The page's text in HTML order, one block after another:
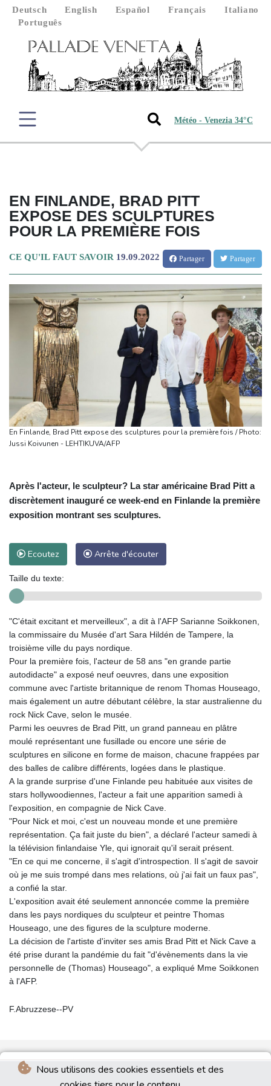
Nous utilisons des cookies essentiels et des
Deutsch English Español Français
Italiano
Português
Météo - Venezia 34°C
EN FINLANDE, BRAD PITT
EXPOSE DES SCULPTURES
POUR LA PREMIÈRE FOIS
CE QU'IL FAUT SAVOIR 19.09.2022 Partager Partager
En Finlande, Brad Pitt expose des sculptures pour la première fois / Photo:
Jussi Koivunen - LEHTIKUVA/AFP
Après l'acteur, le sculpteur? La star américaine Brad Pitt a
discrètement inauguré ce week-end en Finlande la première
exposition montrant ses sculptures.
Ecoutez Arrête d'écouter
Taille du texte:
"C'était excitant et merveilleux", a dit à l'AFP Sarianne Soikkonen,
la commissaire du Musée d'art Sara Hildén de Tampere, la
troisième ville du pays nordique.
Pour la première fois, l'acteur de 58 ans "en grande partie
autodidacte" a exposé neuf oeuvres, dans une exposition
commune avec l'artiste britannique de renom Thomas Houseago,
mais également un autre débutant célèbre, la star australienne du
rock Nick Cave, selon le musée.
Parmi les oeuvres de Brad Pitt, un grand panneau en plâtre
moulé représentant une fusillade ou encore une série de
sculptures en silicone en forme de maison, chacune frappées par
des balles de calibre différents, logées dans le plastique.
A la grande surprise d'une Finlande peu habituée aux visites de
stars hollywoodiennes, l'acteur a fait une apparition samedi à
l'exposition, en compagnie de Nick Cave.
"Pour Nick et moi, c'est un nouveau monde et une première
représentation. Ça fait juste du bien", a déclaré l'acteur samedi à
la télévision finlandaise Yle, qui ignorait qu'il serait présent.
"En ce qui me concerne, il s'agit d'introspection. Il s'agit de savoir
où je me suis trompé dans mes relations, où j'ai fait un faux pas",
a confié la star.
L'exposition avait été seulement annoncée comme la première
dans les pays nordiques du sculpteur et peintre Thomas
Houseago, une des figures de la sculpture moderne.
La décision de l'artiste d'inviter ses amis Brad Pitt et Nick Cave a
été prise durant la pandémie du fait "d'évènements dans la vie
personnelle de (Thomas) Houseago", a expliqué Mme Soikkonen
à l'AFP.
F.Abruzzese--PV